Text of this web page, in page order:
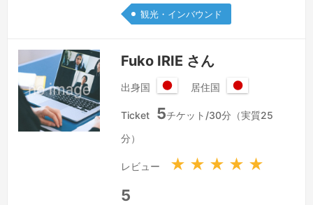
て、2016年～2019年、メキシコ・モン
法人にて、自動車部品メーカーでのスペ
を見る »
観光・インバウンド
Fuko IRIE さん
出身国
本
居住国
本
Ticket 5チケット/30分（実質25
分）
レビュー ★ ★ ★ ★ ★
5